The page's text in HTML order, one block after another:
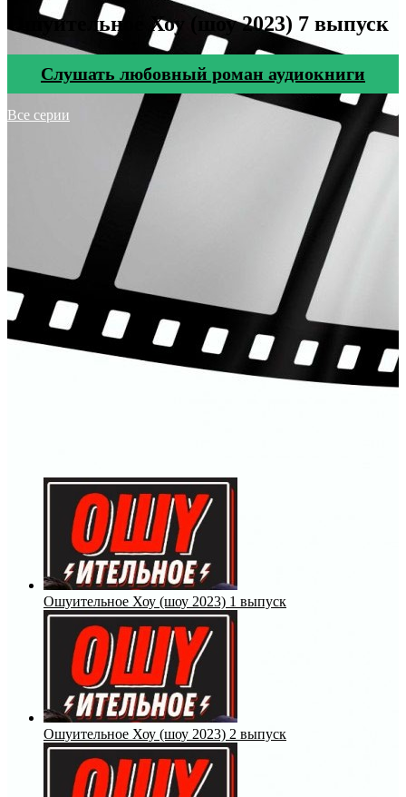
Ошуительное Хоу (шоу 2023) 7 выпуск
Cлушать любовный роман аудиокниги
Все серии
Ошуительное Хоу (шоу 2023) 1 выпуск
Ошуительное Хоу (шоу 2023) 2 выпуск